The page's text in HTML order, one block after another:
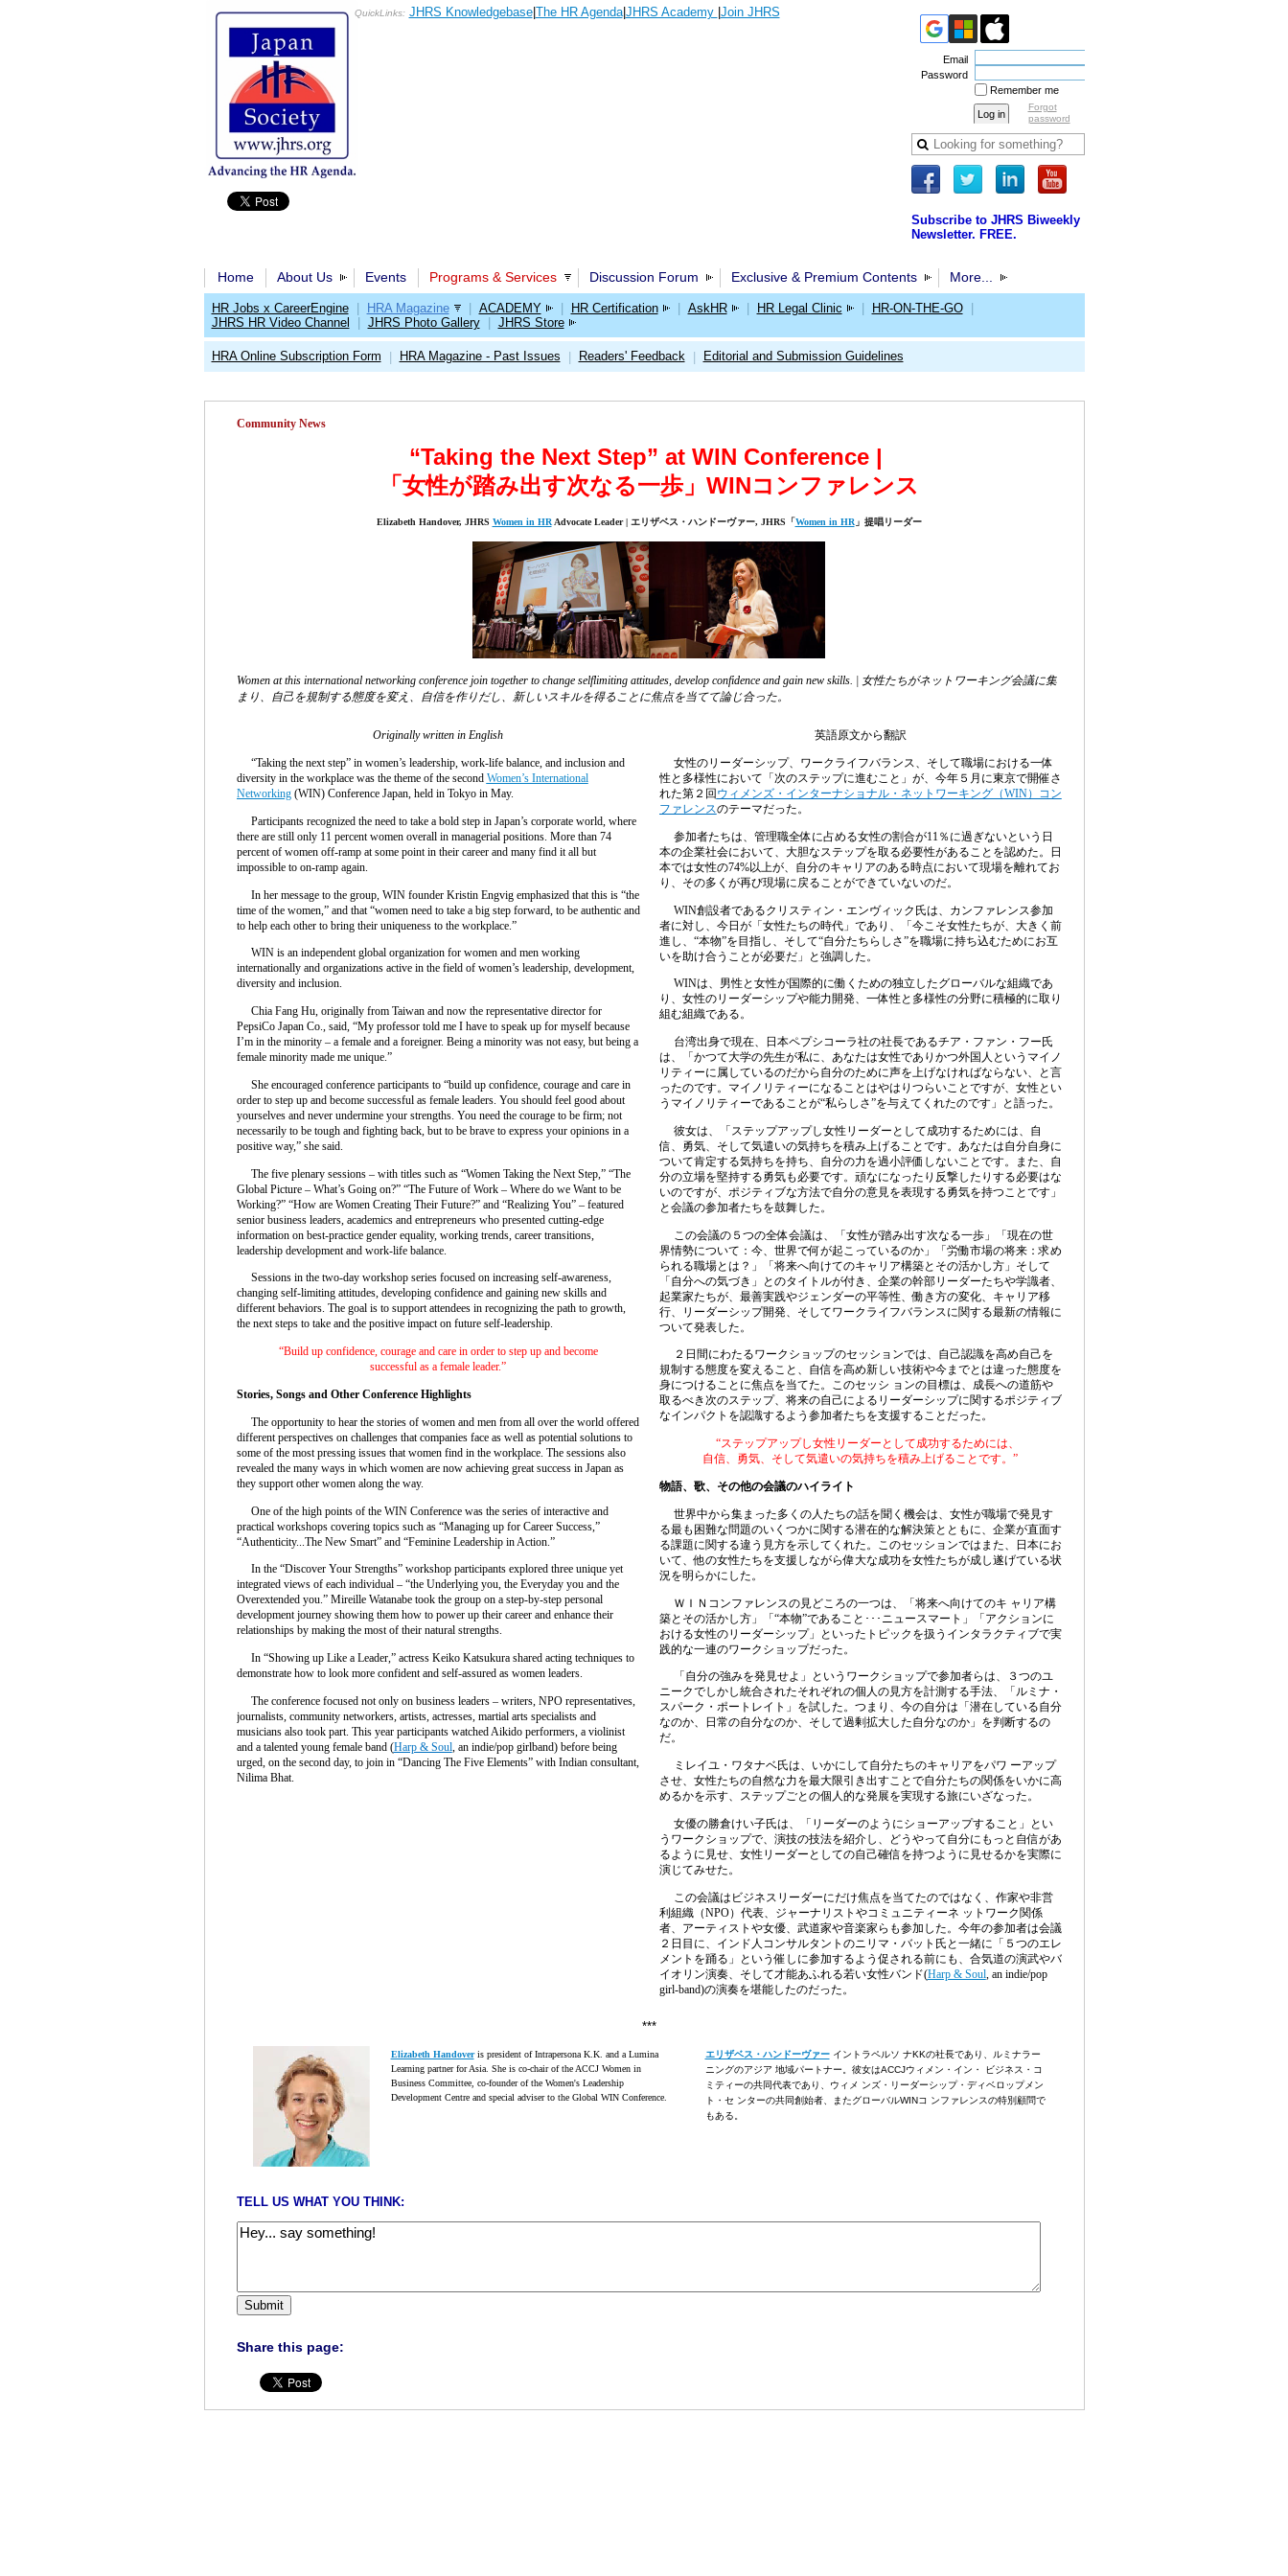
QuickLinks: JHRS Knowledgebase| The HR Agenda|JHRS Academy Join JHRS
Email
Password
Remember me
Forgot
password
Subscribe to JHRS Biweekly
Newsletter. FREE.
Home About Us Events Programs & Services Discussion Forum Exclusive & Premium Contents More...
HR Jobs x CareerEngine HRA Magazine ACADEMY HR Certification AskHR HR Legal Clinic HR-ON-THE-GO
JHRS HR Video Channel
JHRS Photo Gallery JHRS Store
HRA Online Subscription Form HRA Magazine - Past Issues Readers' Feedback Editorial and Submission Guidelines
Community News
“Taking the Next Step” at WIN Conference |
「女性が踏み出す次なる一歩」WINコンファレンス
Elizabeth Handover, JHRS Women in HRAdvocate Leader| エリザベス・ハンドーヴァー, JHRS 「Women in HR」提唱リーダー
Women at this international networking conference join together to change selflimiting attitudes, develop confidence and gain new skills. | 女性たちがネットワーキング会議に集
まり、自己を規制する態度を変え、自信を作りだし、新しいスキルを得ることに焦点を当てて論じ合った。
Originally written in English
“Taking the next step” in women’s leadership, work-life balance, and inclusion and
diversity in the workplace was the theme of the second Women’s International
Networking(WIN) Conference Japan, held in Tokyo in May.
Participants recognized the need to take a bold step in Japan’s corporate world, where
there are still only 11 percent women overall in managerial positions. More than 74
percent of women off-ramp at some point in their career and many find it all but
impossible to on-ramp again.
In her message to the group, WIN founder Kristin Engvig emphasized that this is “the
time of the women,” and that “women need to take a big step forward, to be authentic and
to help each other to bring their uniqueness to the workplace.”
WIN is an independent global organization for women and men working
internationally and organizations active in the field of women’s leadership, development,
diversity and inclusion.
Chia Fang Hu, originally from Taiwan and now the representative director for
PepsiCo Japan Co., said, “My professor told me I have to speak up for myself because
I’m in the minority – a female and a foreigner. Being a minority was not easy, but being a
female minority made me unique.”
She encouraged conference participants to “build up confidence, courage and care in
order to step up and become successful as female leaders. You should feel good about
yourselves and never undermine your strengths. You need the courage to be firm; not
necessarily to be tough and fighting back, but to be brave to express your opinions in a
positive way,” she said.
The five plenary sessions – with titles such as “Women Taking the Next Step,” “The
Global Picture – What’s Going on?” “The Future of Work – Where do we Want to be
Working?” “How are Women Creating Their Future?” and “Realizing You” – featured
senior business leaders, academics and entrepreneurs who presented cutting-edge
information on best-practice gender equality, working trends, career transitions,
leadership development and work-life balance.
Sessions in the two-day workshop series focused on increasing self-awareness,
changing self-limiting attitudes, developing confidence and gaining new skills and
different behaviors. The goal is to support attendees in recognizing the path to growth,
the next steps to take and the positive impact on future self-leadership.
“Build up confidence, courage and care in order to step up and become
successful as a female leader.”
Stories, Songs and Other Conference Highlights
The opportunity to hear the stories of women and men from all over the world offered
different perspectives on challenges that companies face as well as potential solutions to
some of the most pressing issues that women find in the workplace. The sessions also
revealed the many ways in which women are now achieving great success in Japan as
they support other women along the way.
One of the high points of the WIN Conference was the series of interactive and
practical workshops covering topics such as “Managing up for Career Success,”
“Authenticity...The New Smart” and “Feminine Leadership in Action.”
In the “Discover Your Strengths” workshop participants explored three unique yet
integrated views of each individual – “the Underlying you, the Everyday you and the
Overextended you.” Mireille Watanabe took the group on a step-by-step personal
development journey showing them how to power up their career and enhance their
relationships by making the most of their natural strengths.
In “Showing up Like a Leader,” actress Keiko Katsukura shared acting techniques to
demonstrate how to look more confident and self-assured as women leaders.
The conference focused not only on business leaders – writers, NPO representatives,
journalists, community networkers, artists, actresses, martial arts specialists and
musicians also took part. This year participants watched Aikido performers, a violinist
and a talented young female band (Harp & Soul, an indie/pop girlband) before being
urged, on the second day, to join in “Dancing The Five Elements” with Indian consultant,
Nilima Bhat.
英語原文から翻訳
女性のリーダーシップ、ワークライフバランス、そして職場における一体
性と多様性において「次のステップに進むこと」が、今年５月に東京で開催さ
れた第２回 ウィメンズ・インターナショナル・ネットワーキング（WIN）コン
ファレンスのテーマだった。
参加者たちは、管理職全体に占める女性の割合が11 ％に過ぎないという日
本の企業社会において、大胆なステップを取る必要性があることを認めた。日
本では女性の74%以上が、自分のキャリアのある時点において現場を離れてお
り、その多くが再び現場に戻ることができていないのだ。
WIN創設者であるクリスティン・エンヴィック氏は、カンファレンス参加
者に対し、今日が「女性たちの時代」であり、「今こそ女性たちが、大きく前
進し、 “本物”を目指し、そして“自分たちらしさ”を職場に持ち込むためにお互
いを助け合うことが必要だ」と強調した。
WINは、男性と女性が国際的に働くための独立したグローバルな組織であ
り、女性のリーダーシップや能力開発、一体性と多様性の分野に積極的に取り
組む組織である。
台湾出身で現在、日本ペプシコーラ社の社長であるチア・ファン・フー氏
は、「かつて大学の先生が私に、あなたは女性でありかつ外国人というマイノ
リティーに属しているのだから自分のために声を上げなければならない、と言
ったのです。マイノリティーになることはやはりつらいことですが、女性とい
うマイノリティーであることが“私らしさ”を与えてくれたのです」と語った。
彼女は、「ステップアップし女性リーダーとして成功するためには、自
信、勇気、そして気遣いの気持ちを積み上げることです。あなたは自分自身に
ついて肯定する気持ちを持ち、自分の力を過小評価しないことです。また、自
分の立場を堅持する勇気も必要です。頑なになったり反撃したりする必要はな
いのですが、ポジティブな方法で自分の意見を表現する勇気を持つことです」
と会議の参加者たちを鼓舞した。
この会議の５つの全体会議は、「女性が踏み出す次なる一歩」「現在の世
界情勢について：今、世界で何が起こっているのか」「労働市場の将来：求め
られる職場とは？」「将来へ向けてのキャリア構築とその活かし方」そして
「自分への気づき」とのタイトルが付き、企業の幹部リーダーたちや学識者、
起業家たちが、最善実践やジェンダーの平等性、働き方の変化、キャリア移
行、リーダーシップ開発、そしてワークライフバランスに関する最新の情報に
ついて発表した。
２日間にわたるワークショップのセッションでは、自己認識を高め自己を
規制する態度を変えること、自信を高め新しい技術や今までとは違った態度を
身につけることに焦点を当てた。このセッシ ョンの目標は、成長への道筋や
取るべき次のステップ、将来の自己によるリーダーシップに関するポジティブ
なインパクトを認識するよう参加者たちを支援することだった。
“ステップアップし女性リーダーとして成功するためには、
自信、勇気、そして気遣いの気持ちを積み上げることです。 ”
物語、歌、その他の会議のハイライト
世界中から集まった多くの人たちの話を聞く機会は、女性が職場で発見す
る最も困難な問題のいくつかに関する潜在的な解決策とともに、企業が直面す
る課題に関する違う見方を示してくれた。このセッションではまた、日本にお
いて、他の女性たちを支援しながら偉大な成功を女性たちが成し遂げている状
況を明らかにした。
ＷＩＮコンファレンスの見どころの一つは、「将来へ向けてのキ ャリア構
築とその活かし方」「“本物”であること･･･ニュースマート」「アクションに
おける女性のリーダーシップ」といったトピックを扱うインタラクティブで実
践的な一連のワークショップだった。
「自分の強みを発見せよ」というワークショップで参加者らは、３つのユ
ニークでしかし統合されたそれぞれの個人の見方を計測する手法、「ルミナ・
スパーク・ポートレイト」を試した。つまり、今の自分は「潜在している自分
なのか、日常の自分なのか、そして過剰拡大した自分なのか」を判断するの
だ。
ミレイユ・ワタナベ氏は、いかにして自分たちのキャリアをパワ ーアップ
させ、女性たちの自然な力を最大限引き出すことで自分たちの関係をいかに高
めるかを示す、ステップごとの個人的な発展を実現する旅にいざなった。
女優の勝倉けい子氏は、「リーダーのようにショーアップすること」とい
うワークショップで、演技の技法を紹介し、どうやって自分にもっと自信があ
るように見せ、女性リーダーとしての自己確信を持つように見せるかを実際に
演じてみせた。
この会議はビジネスリーダーにだけ焦点を当てたのではなく、作家や非営
利組織（NPO）代表、ジャーナリストやコミュニティーネ ットワーク関係
者、アーティストや女優、武道家や音楽家らも参加した。今年の参加者は会議
２日目に、インド人コンサルタントのニリマ・バット氏と一緒に「５つのエレ
メントを踊る」という催しに参加するよう促される前にも、合気道の演武やバ
イオリン演奏、そして才能あふれる若い女性バンド(Harp & Soul, an indie/pop
girl-band)の演奏を堪能したのだった。
***
Elizabeth Handoveris president of Intrapersona K.K. and a Lumina
Learning partner for Asia. She is co-chair of the ACCJ Women in
Business Committee, co-founder of the Women's Leadership
Development Centre and special adviser to the Global WIN Conference.
エリザベス・ハンドーヴァーイントラペルソ ナKKの社長であり、ルミナラー
ニングのアジア 地域パートナー。彼女はACCJウィメン・イン・ ビジネス・コ
ミティーの共同代表であり、ウィメ ンズ・リーダーシップ・ディベロップメン
ト・セ ンターの共同創始者、またグローバルWINコ ンファレンスの特別顧問で
もある。
TELL US WHAT YOU THINK:
Share this page: